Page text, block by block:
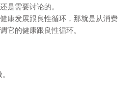
是需要讨论的。
康发展跟良性循环，那就是从消费
它的健康跟良性循环。